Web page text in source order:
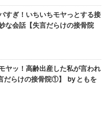
すぎ！いちいちモヤっとする接
な会話【失言だらけの接骨院
ヤッ！高齢出産した私が言われ
だらけの接骨院①】 by ともを